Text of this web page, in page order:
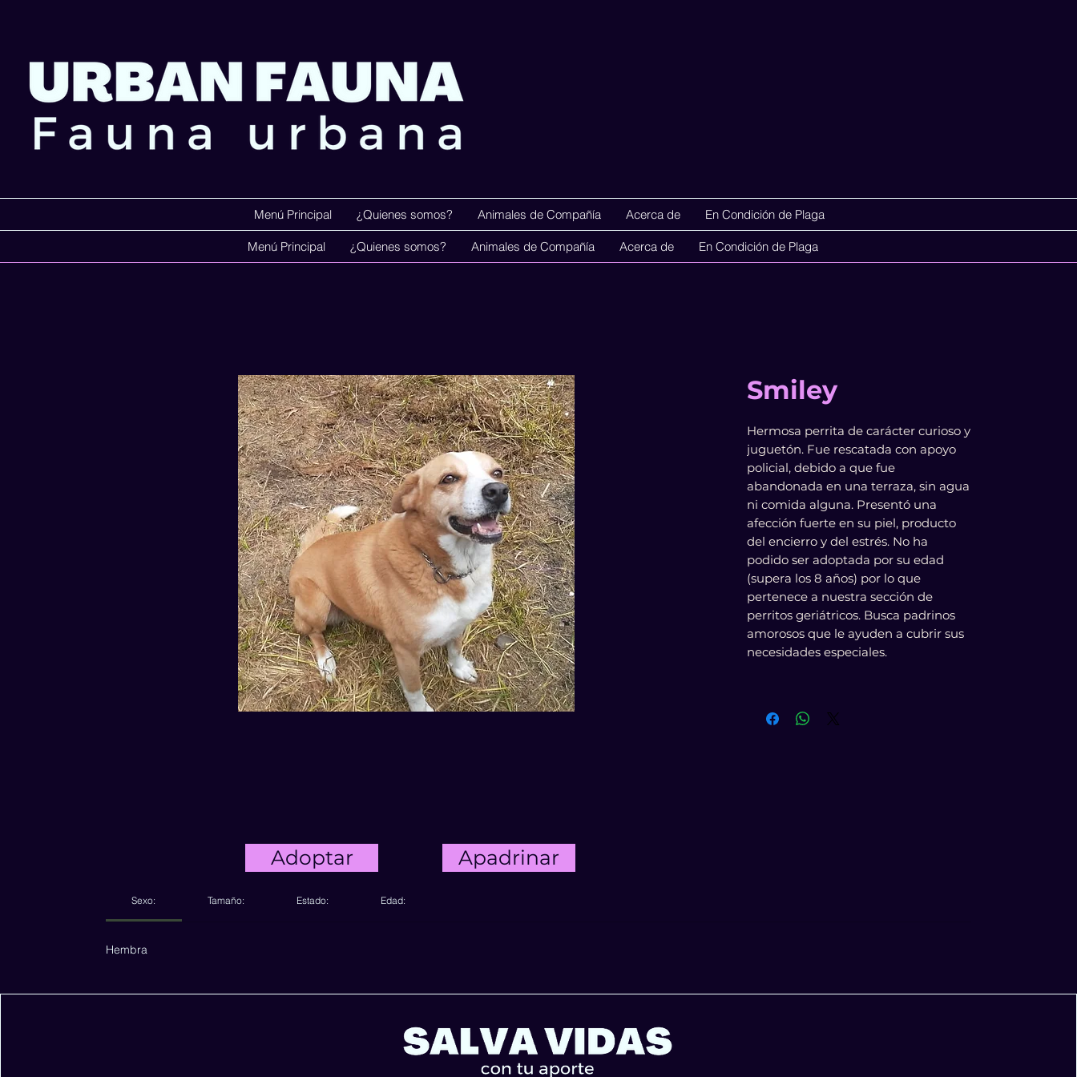
Menú Principal ¿Quienes somos? Animales de Compañía Acerca de En Condición de Plaga
Menú Principal ¿Quienes somos?
Menú Principal ¿Quienes somos? Animales de Compañía Acerca de En Condición de Plaga
Smiley
Hermosa perrita de carácter curioso y
juguetón. Fue rescatada con apoyo
policial, debido a que fue
abandonada en una terraza, sin agua
ni comida alguna. Presentó una
afección fuerte en su piel, producto
del encierro y del estrés. No ha
podido ser adoptada por su edad
(supera los 8 años) por lo que
pertenece a nuestra sección de
perritos geriátricos. Busca padrinos
amorosos que le ayuden a cubrir sus
necesidades especiales.
Sexo: Tamaño: Estado: Edad:
Hembra
Apadrinar
Adoptar